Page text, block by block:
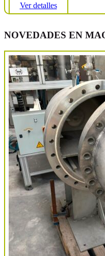
Ver detalles
NOVEDADES EN